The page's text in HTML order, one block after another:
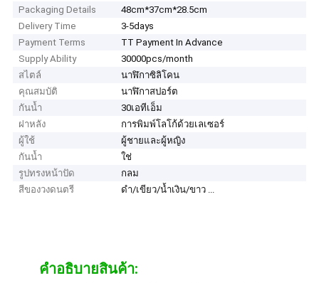
Packaging Details
48cm*37cm*28.5cm
Delivery Time
3-5days
Payment Terms
TT Payment In Advance
Supply Ability
30000pcs/month
สไตล์
นาฬิกาซิลิโคน
คุณสมบัติ
นาฬิกาสปอร์ต
กันน้ำ
30เอทีเอ็ม
ฝาหลัง
การพิมพ์โลโก้ด้วยเลเซอร์
ผู้ใช้
ผู้ชายและผู้หญิง
กันน้ำ
ใช่
รูปทรงหน้าปัด
กลม
สีของวงดนตรี
ดำ/เขียว/น้ำเงิน/ขาว ...
คําอธิบายสินค้า: